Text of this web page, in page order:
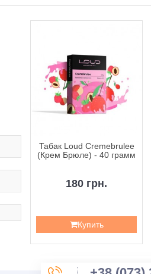
Табак Loud Cremebrulee
(Крем Брюле) - 40 грамм
180 грн.
Купить